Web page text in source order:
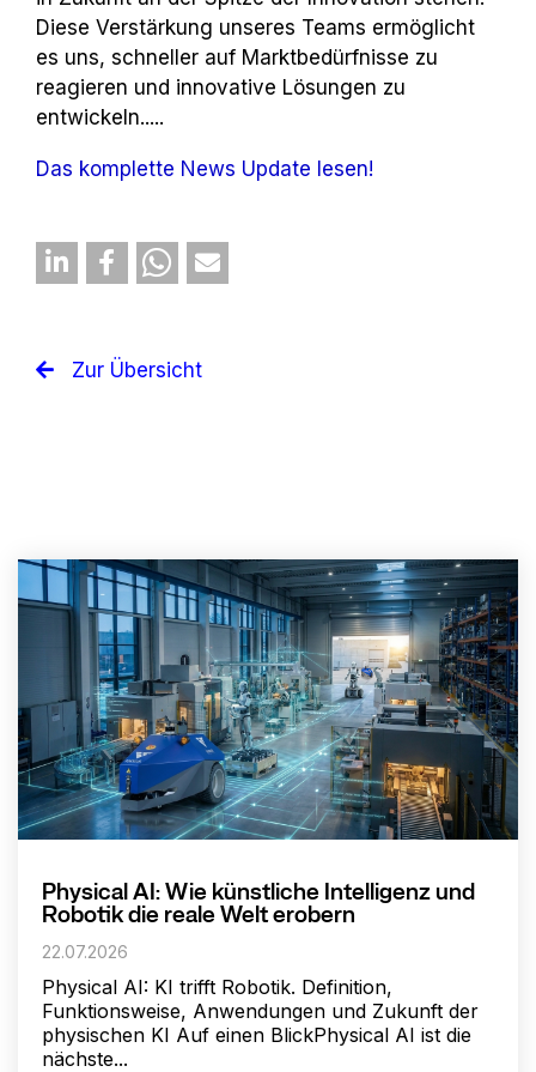
Diese Verstärkung unseres Teams ermöglicht
es uns, schneller auf Marktbedürfnisse zu
reagieren und innovative Lösungen zu
entwickeln.....
Das komplette News Update lesen!
Zur Übersicht
Physical AI: Wie künstliche Intelligenz und
Robotik die reale Welt erobern
22.07.2026
Physical AI: KI trifft Robotik. Definition,
Funktionsweise, Anwendungen und Zukunft der
physischen KI Auf einen BlickPhysical AI ist die
nächste...